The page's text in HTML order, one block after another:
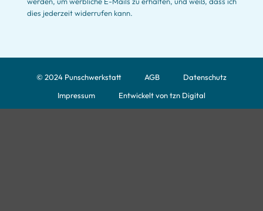
dies jederzeit widerrufen kann.
© 2024 Punschwerkstatt AGB
Datenschutz
Impressum
Entwickelt von tzn Digital